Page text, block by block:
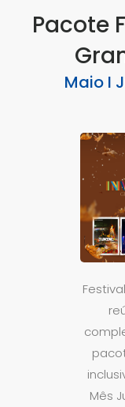
Pacote
Maio I
Mês